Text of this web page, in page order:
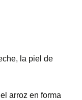
la piel de
arroz en forma